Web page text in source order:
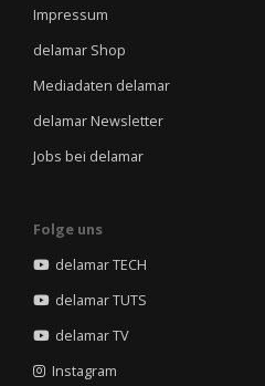
Impressum
delamar Shop
Mediadaten delamar
delamar Newsletter
Jobs bei delamar
Folge uns
delamar TECH
delamar TUTS
delamar TV
Instagram